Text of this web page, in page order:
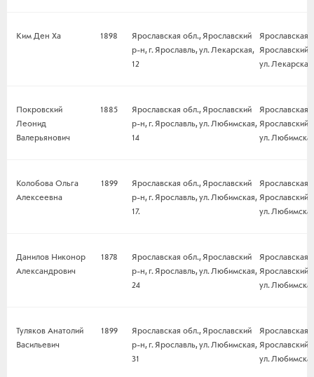
Ким Ден Ха 1898
Ярославская обл., Ярославский
р-н, г. Ярославль, ул. Лекарская,
12
Ярославская
Ярославский
ул.
Покровский
Леонид
Валерьянович
1885
Ярославская обл., Ярославский
р-н, г. Ярославль, ул. Любимская,
14
Ярославская
Ярославский
ул.
Колобова Ольга
Алексеевна
1899
Ярославская обл., Ярославский
р-н, г. Ярославль, ул. Любимская,
17.
Ярославская
Ярославский
ул.
Данилов Никонор
Александрович
1878
Ярославская обл., Ярославский
р-н, г. Ярославль, ул. Любимская,
24
Ярославская
Ярославский
ул.
Туляков Анатолий
Васильевич
1899
Ярославская обл., Ярославский
р-н, г. Ярославль, ул. Любимская,
31
Ярославская
Ярославский
ул.